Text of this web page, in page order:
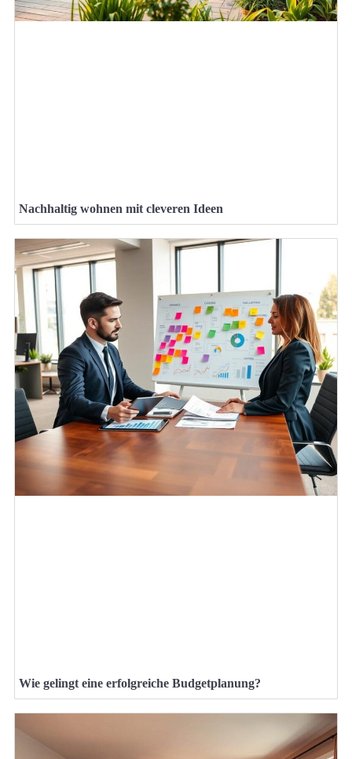
Nachhaltig wohnen mit cleveren Ideen
Wie gelingt eine erfolgreiche Budgetplanung?